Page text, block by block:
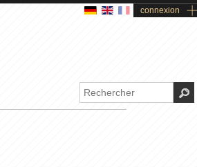
connexion